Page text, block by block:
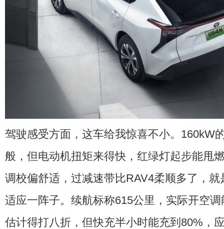
驾驶感受方面，这车给我惊喜不小。160kW
般，但电动机扭矩来得快，红绿灯起步能甩
调校偏舒适，过减速带比RAV4柔顺多了，
适应一阵子。续航标称615公里，实际开空
估计得打八折，但快充半小时能充到80%，